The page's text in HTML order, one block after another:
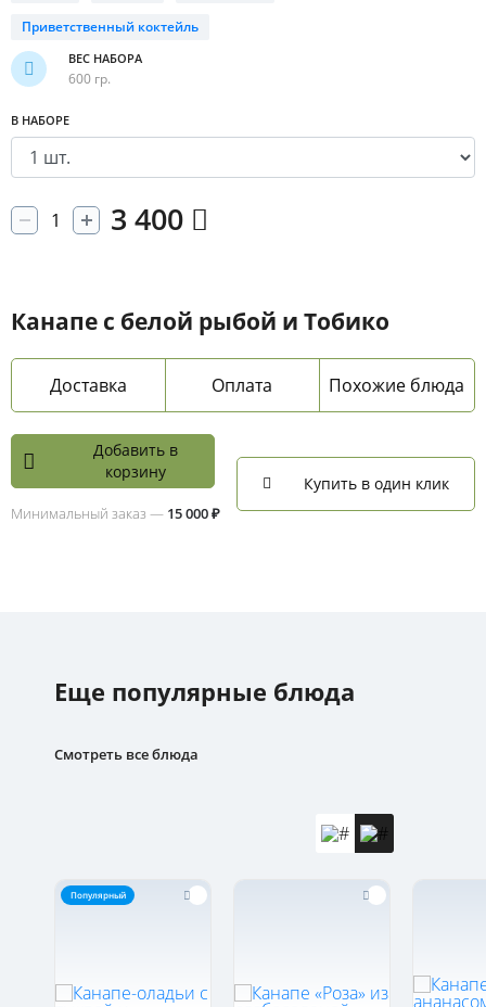
Канапе с белой рыбой и Тобико
Доставка Оплата Похожие блюда
Приветственный коктейль
ВЕС НАБОРА
600 гр.
В НАБОРЕ
3 400
Добавить в
корзину
Минимальный заказ — 15 000 ₽
Купить в один клик
Еще популярные блюда
Смотреть все блюда
Популярный